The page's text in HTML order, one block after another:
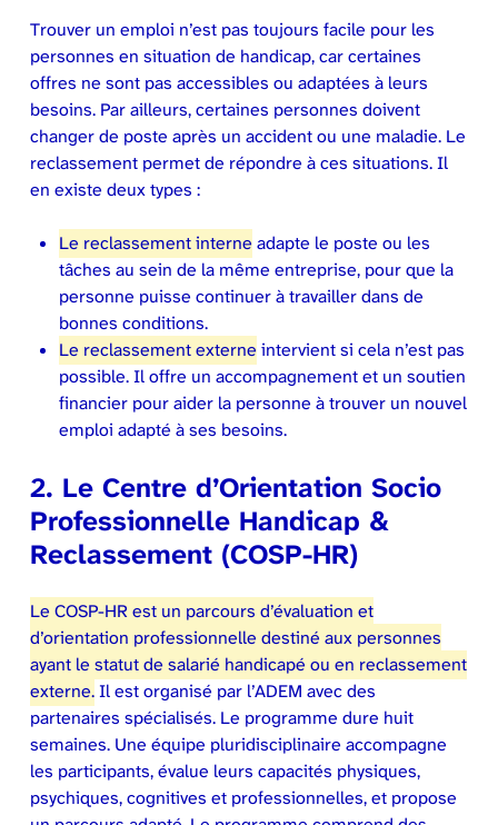
Trouver un emploi n’est pas toujours facile pour les
personnes en situation de handicap, car certaines
offres ne sont pas accessibles ou adaptées à leurs
besoins. Par ailleurs, certaines personnes doivent
changer de poste après un accident ou une maladie. Le
reclassement permet de répondre à ces situations. Il
en existe deux types :
Le reclassement interne adapte le poste ou les
tâches au sein de la même entreprise, pour que la
personne puisse continuer à travailler dans de
bonnes conditions.
Le reclassement externe intervient si cela n’est pas
possible. Il offre un accompagnement et un soutien
financier pour aider la personne à trouver un nouvel
emploi adapté à ses besoins.
2. Le Centre d’Orientation Socio
Professionnelle Handicap &
Reclassement(COSP-HR)
Le COSP-HR est un parcours d’évaluation et
d’orientation professionnelle destiné aux personnes
ayant le statut de salarié handicapé ou en reclassement
externe.Il est organisé par l’ADEM avec des
partenaires spécialisés. Le programme dure huit
semaines. Une équipe pluridisciplinaire accompagne
les participants, évalue leurs capacités physiques,
psychiques, cognitives et professionnelles, et propose